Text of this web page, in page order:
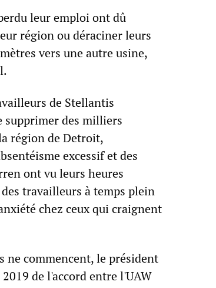
leur emploi ont dû
région ou déraciner leurs
vers une autre usine,
de Stellantis
supprimer des milliers
région de Detroit,
excessif et des
ont vu leurs heures
travailleurs à temps plein
chez ceux qui craignent
ne commencent, le président
2019 de l'accord entre l'UAW